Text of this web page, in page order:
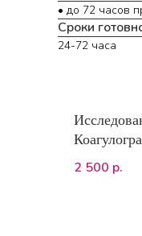
• до 72 часов
Сроки
24-72 часа
2 500 р.